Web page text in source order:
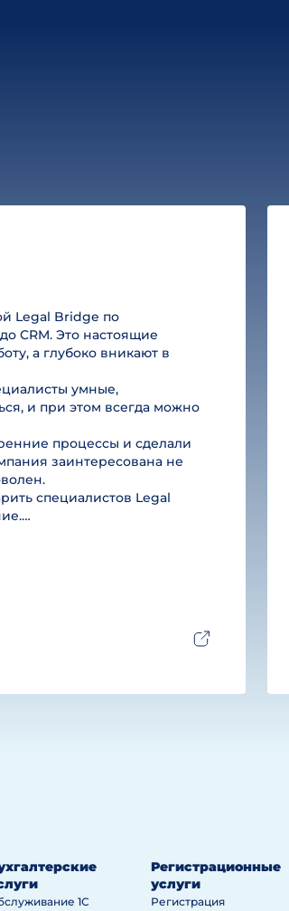
Legal Bridge по
CRM. Это настоящие
а глубоко вникают в
умные,
и при этом всегда можно
процессы и сделали
заинтересована не
специалистов Legal
1С
Регистрационные
услуги
Регистрация